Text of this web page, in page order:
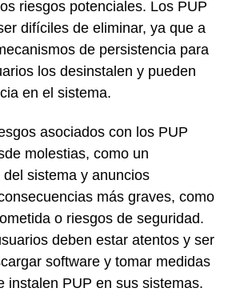
riesgos potenciales. Los PUP
difíciles de eliminar, ya que a
de persistencia para
los desinstalen y pueden
en el sistema.
asociados con los PUP
molestias, como un
sistema y anuncios
más graves, como
o riesgos de seguridad.
deben estar atentos y ser
software y tomar medidas
instalen PUP en sus sistemas.